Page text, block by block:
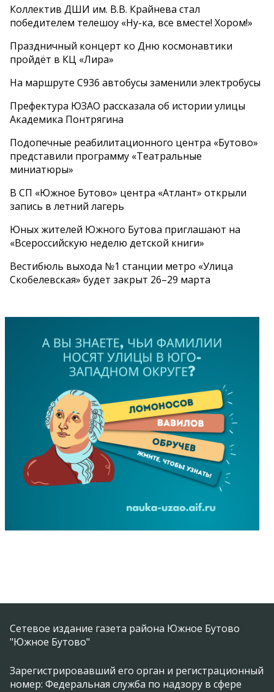
Коллектив ДШИ им. В.В. Крайнева стал
победителем телешоу «Ну-ка, все вместе! Хором!»
Праздничный концерт ко Дню космонавтики
пройдёт в КЦ «Лира»
На маршруте С936 автобусы заменили электробусы
Префектура ЮЗАО рассказала об истории улицы
Академика Понтрягина
Подопечные реабилитационного центра «Бутово»
представили программу «Театральные
миниатюры»
В СП «Южное Бутово» центра «Атлант» открыли
запись в летний лагерь
Юных жителей Южного Бутова приглашают на
«Всероссийскую неделю детской книги»
Вестибюль выхода №1 станции метро «Улица
Скобелевская» будет закрыт 26–29 марта
Сетевое издание газета района Южное Бутово
"Южное Бутово"
Зарегистрировавший его орган и регистрационный
номер: Федеральная служба по надзору в сфере